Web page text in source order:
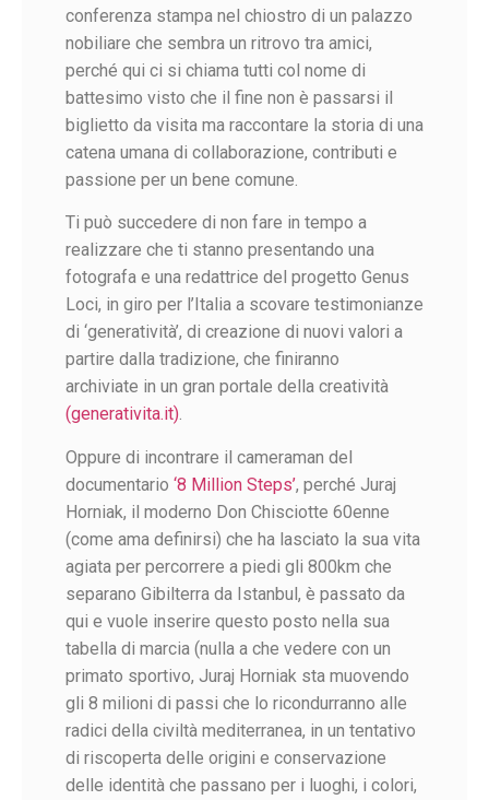
conferenza stampa nel chiostro di un palazzo
nobiliare che sembra un ritrovo tra amici,
perché qui ci si chiama tutti col nome di
battesimo visto che il fine non è passarsi il
biglietto da visita ma raccontare la storia di una
catena umana di collaborazione, contributi e
passione per un bene comune.
Ti può succedere di non fare in tempo a
realizzare che ti stanno presentando una
fotografa e una redattrice del progetto Genus
Loci, in giro per l’Italia a scovare testimonianze
di ‘generatività’, di creazione di nuovi valori a
partire dalla tradizione, che finiranno
archiviate in un gran portale della creatività
(generativita.it).
Oppure di incontrare il cameraman del
documentario ‘8 Million Steps’, perché Juraj
Horniak, il moderno Don Chisciotte 60enne
(come ama definirsi) che ha lasciato la sua vita
agiata per percorrere a piedi gli 800km che
separano Gibilterra da Istanbul, è passato da
qui e vuole inserire questo posto nella sua
tabella di marcia (nulla a che vedere con un
primato sportivo, Juraj Horniak sta muovendo
gli 8 milioni di passi che lo ricondurranno alle
radici della civiltà mediterranea, in un tentativo
di riscoperta delle origini e conservazione
delle identità che passano per i luoghi, i colori,